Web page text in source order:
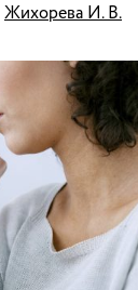
Жихорева И. В.